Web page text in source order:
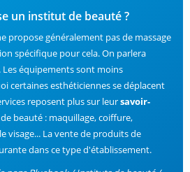
un institut de beauté ?
propose généralement pas de massage
spécifique pour cela. On parlera
Les équipements sont moins
certaines esthéticiennes se déplacent
reposent plus sur leursavoir-
beauté : maquillage, coiffure,
visage... La vente de produits de
dans ce type d'établissement.